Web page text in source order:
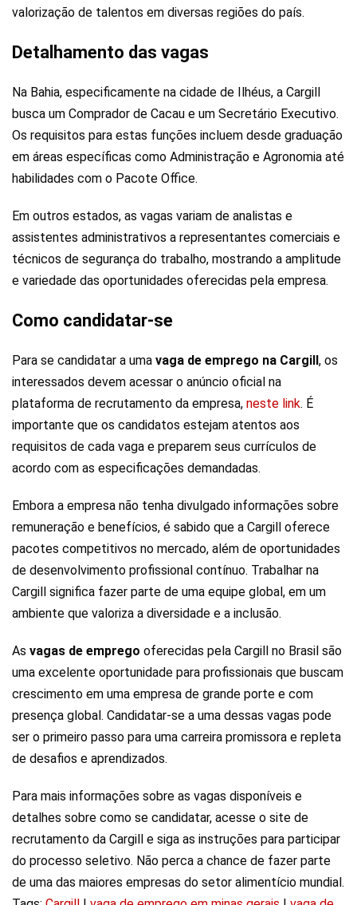
valorização de talentos em diversas regiões do país.
Detalhamento das vagas
Na Bahia, especificamente na cidade de Ilhéus, a Cargill
busca um Comprador de Cacau e um Secretário Executivo.
Os requisitos para estas funções incluem desde graduação
em áreas específicas como Administração e Agronomia até
habilidades com o Pacote Office.
Em outros estados, as vagas variam de analistas e
assistentes administrativos a representantes comerciais e
técnicos de segurança do trabalho, mostrando a amplitude
e variedade das oportunidades oferecidas pela empresa.
Como candidatar-se
Para se candidatar a uma vaga de emprego na Cargill , os
interessados devem acessar o anúncio oficial na
plataforma de recrutamento da empresa, neste link. É
importante que os candidatos estejam atentos aos
requisitos de cada vaga e preparem seus currículos de
acordo com as especificações demandadas.
Embora a empresa não tenha divulgado informações sobre
remuneração e benefícios, é sabido que a Cargill oferece
pacotes competitivos no mercado, além de oportunidades
de desenvolvimento profissional contínuo. Trabalhar na
Cargill significa fazer parte de uma equipe global, em um
ambiente que valoriza a diversidade e a inclusão.
As vagas de emprego oferecidas pela Cargill no Brasil são
uma excelente oportunidade para profissionais que buscam
crescimento em uma empresa de grande porte e com
presença global. Candidatar-se a uma dessas vagas pode
ser o primeiro passo para uma carreira promissora e repleta
de desafios e aprendizados.
Para mais informações sobre as vagas disponíveis e
detalhes sobre como se candidatar, acesse o site de
recrutamento da Cargill e siga as instruções para participar
do processo seletivo. Não perca a chance de fazer parte
de uma das maiores empresas do setor alimentício mundial.